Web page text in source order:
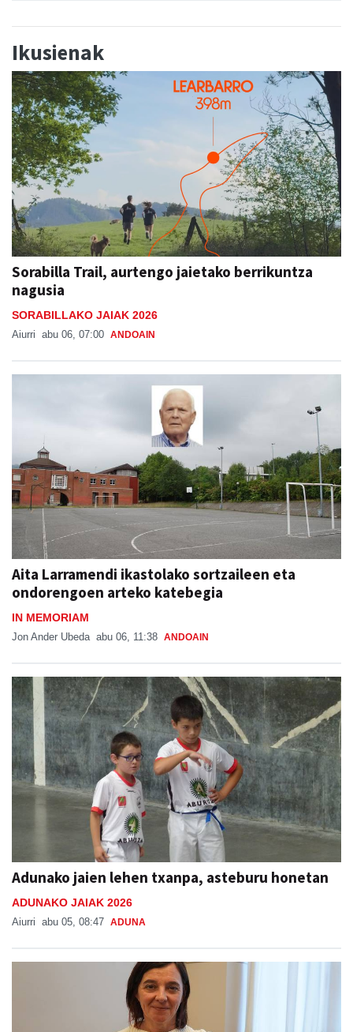
Ikusienak
Sorabilla Trail, aurtengo jaietako berrikuntza
nagusia
SORABILLAKO JAIAK 2026
Aiurri abu 06, 07:00 ANDOAIN
Aita Larramendi ikastolako sortzaileen eta
ondorengoen arteko katebegia
IN MEMORIAM
Jon Ander Ubeda abu 06, 11:38 ANDOAIN
Adunako jaien lehen txanpa, asteburu honetan
ADUNAKO JAIAK 2026
Aiurri abu 05, 08:47 ADUNA